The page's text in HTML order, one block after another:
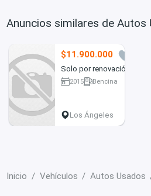
Anuncios similares de Autos
$11.900.000
Solo por renovación
2015
Bencina
Los Ángeles
Inicio Vehículos Autos Usados